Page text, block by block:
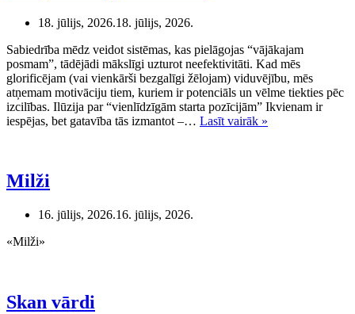
18. jūlijs, 2026.18. jūlijs, 2026.
Sabiedrība mēdz veidot sistēmas, kas pielāgojas “vājākajam
posmam”, tādējādi mākslīgi uzturot neefektivitāti. Kad mēs
glorificējam (vai vienkārši bezgalīgi žēlojam) viduvējību, mēs
atņemam motivāciju tiem, kuriem ir potenciāls un vēlme tiekties pēc
izcilības. Ilūzija par “vienlīdzīgām starta pozīcijām” Ikvienam ir
iespējas, bet gatavība tās izmantot –… Lasīt vairāk »
Milži
16. jūlijs, 2026.16. jūlijs, 2026.
«Milži»
Skan vārdi